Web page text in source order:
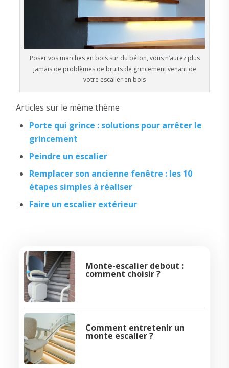
Poser vos marches en bois sur du béton, vous n’aurez plus
jamais de problèmes de bruits de grincement venant de
votre escalier en bois
Articles sur le même thème
Porte qui grince : solutions pour arrêter le
grincement
Peindre un escalier
Remplacer son ancienne fenêtre : les 10
étapes simples à réaliser
Faire un escalier extérieur
Monte-escalier debout :
comment choisir ?
Comment entretenir un
monte escalier ?